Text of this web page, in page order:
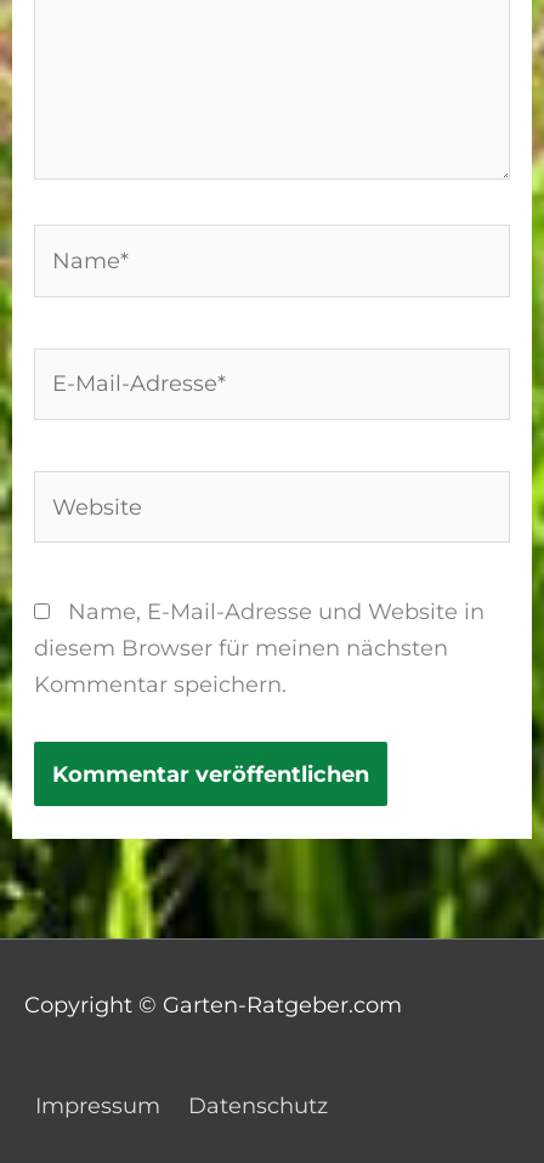
Name, E-Mail-Adresse und Website in
diesem Browser für meinen nächsten
Kommentar speichern.
Copyright © Garten-Ratgeber.com
Impressum Datenschutz